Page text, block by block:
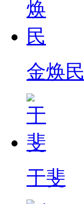
金焕民
于斐